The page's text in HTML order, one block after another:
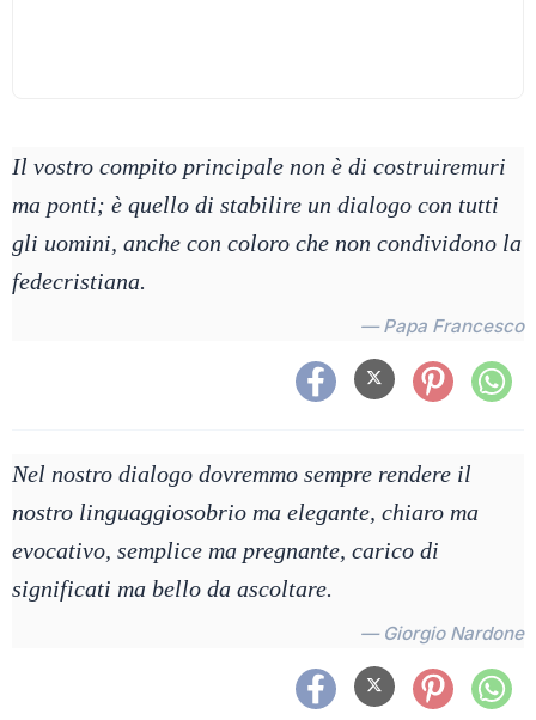
Il vostro compito principale non è di costruiremuri
ma ponti; è quello di stabilire un dialogo con tutti
gli uomini, anche con coloro che non condividono la
fedecristiana.
— Papa Francesco
Nel nostro dialogo dovremmo sempre rendere il
nostro linguaggiosobrio ma elegante, chiaro ma
evocativo, semplice ma pregnante, carico di
significati ma bello da ascoltare.
— Giorgio Nardone